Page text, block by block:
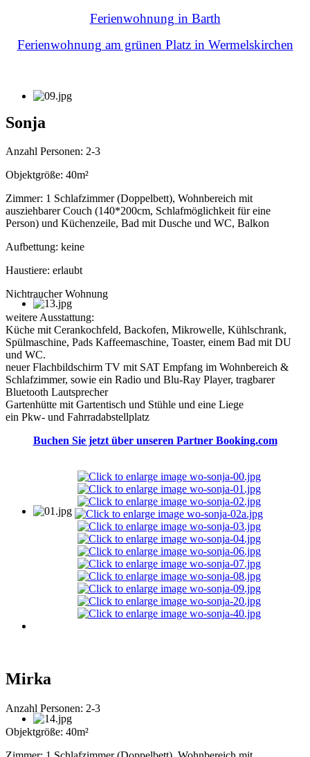
Ferienwohnung in Barth
Ferienwohnung am grünen Platz in Wermelskirchen
Sonja
Anzahl Personen: 2-3
Objektgröße: 40m²
Zimmer: 1 Schlafzimmer (Doppelbett), Wohnbereich mit
ausziehbarer Couch (140*200cm, Schlafmöglichkeit für eine
Person) und Küchenzeile, Bad mit Dusche und WC, Balkon
Aufbettung: keine
Haustiere: erlaubt
Nichtraucher Wohnung
weitere Ausstattung:
Küche mit Cerankochfeld, Backofen, Mikrowelle, Kühlschrank,
Spülmaschine, Pads Kaffeemaschine, Toaster, einem Bad mit DU
und WC.
neuer Flachbildschirm TV mit SAT Empfang im Wohnbereich &
Schlafzimmer, sowie ein Radio und Blu-Ray Player, tragbarer
Bluetooth Lautsprecher
Gartenhütte mit Gartentisch und Stühle und eine Liege
ein Pkw- und Fahrradabstellplatz
Buchen Sie jetzt über unseren Partner Booking.com
Mirka
Anzahl Personen: 2-3
Objektgröße: 40m²